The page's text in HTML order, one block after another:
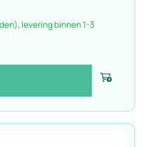
levering binnen 1-3
Voeg toe